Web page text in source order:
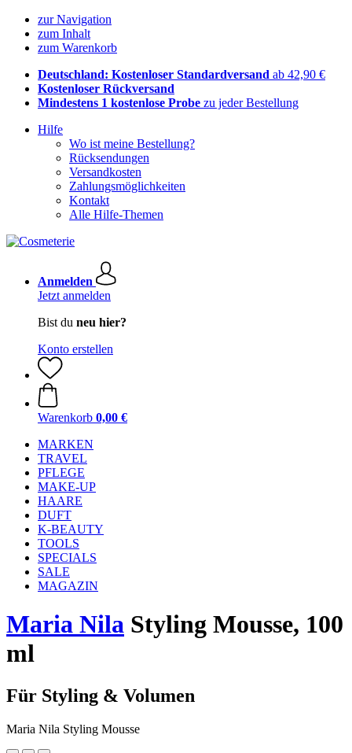
zur Navigation
zum Inhalt
zum Warenkorb
Deutschland: Kostenloser Standardversand ab 42,90 €
Kostenloser Rückversand
Mindestens 1 kostenlose Probe zu jeder Bestellung
Hilfe
Wo ist meine Bestellung?
Rücksendungen
Versandkosten
Zahlungsmöglichkeiten
Kontakt
Alle Hilfe-Themen
Anmelden
Jetzt anmelden
Bist du neu hier?
Konto erstellen
Warenkorb 0,00 €
MARKEN
TRAVEL
PFLEGE
MAKE-UP
HAARE
DUFT
K-BEAUTY
TOOLS
SPECIALS
SALE
MAGAZIN
Maria Nila Styling Mousse, 100
ml
Für Styling & Volumen
Maria Nila Styling Mousse